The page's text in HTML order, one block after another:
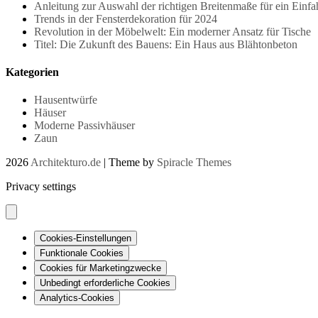
Anleitung zur Auswahl der richtigen Breitenmaße für ein
Trends in der Fensterdekoration für 2024
Revolution in der Möbelwelt: Ein moderner Ansatz für Tische
Titel: Die Zukunft des Bauens: Ein Haus aus Blähtonbeton
Kategorien
Hausentwürfe
Häuser
Moderne Passivhäuser
Zaun
2026 Architekturo.de | Theme by Spiracle Themes
Privacy settings
Cookies-Einstellungen
Funktionale Cookies
Cookies für Marketingzwecke
Unbedingt erforderliche Cookies
Analytics-Cookies